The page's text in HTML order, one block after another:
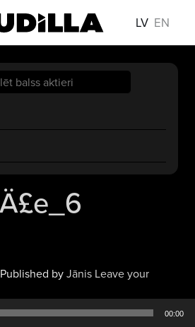
LV EN
Published byJānis Leave your
00:00